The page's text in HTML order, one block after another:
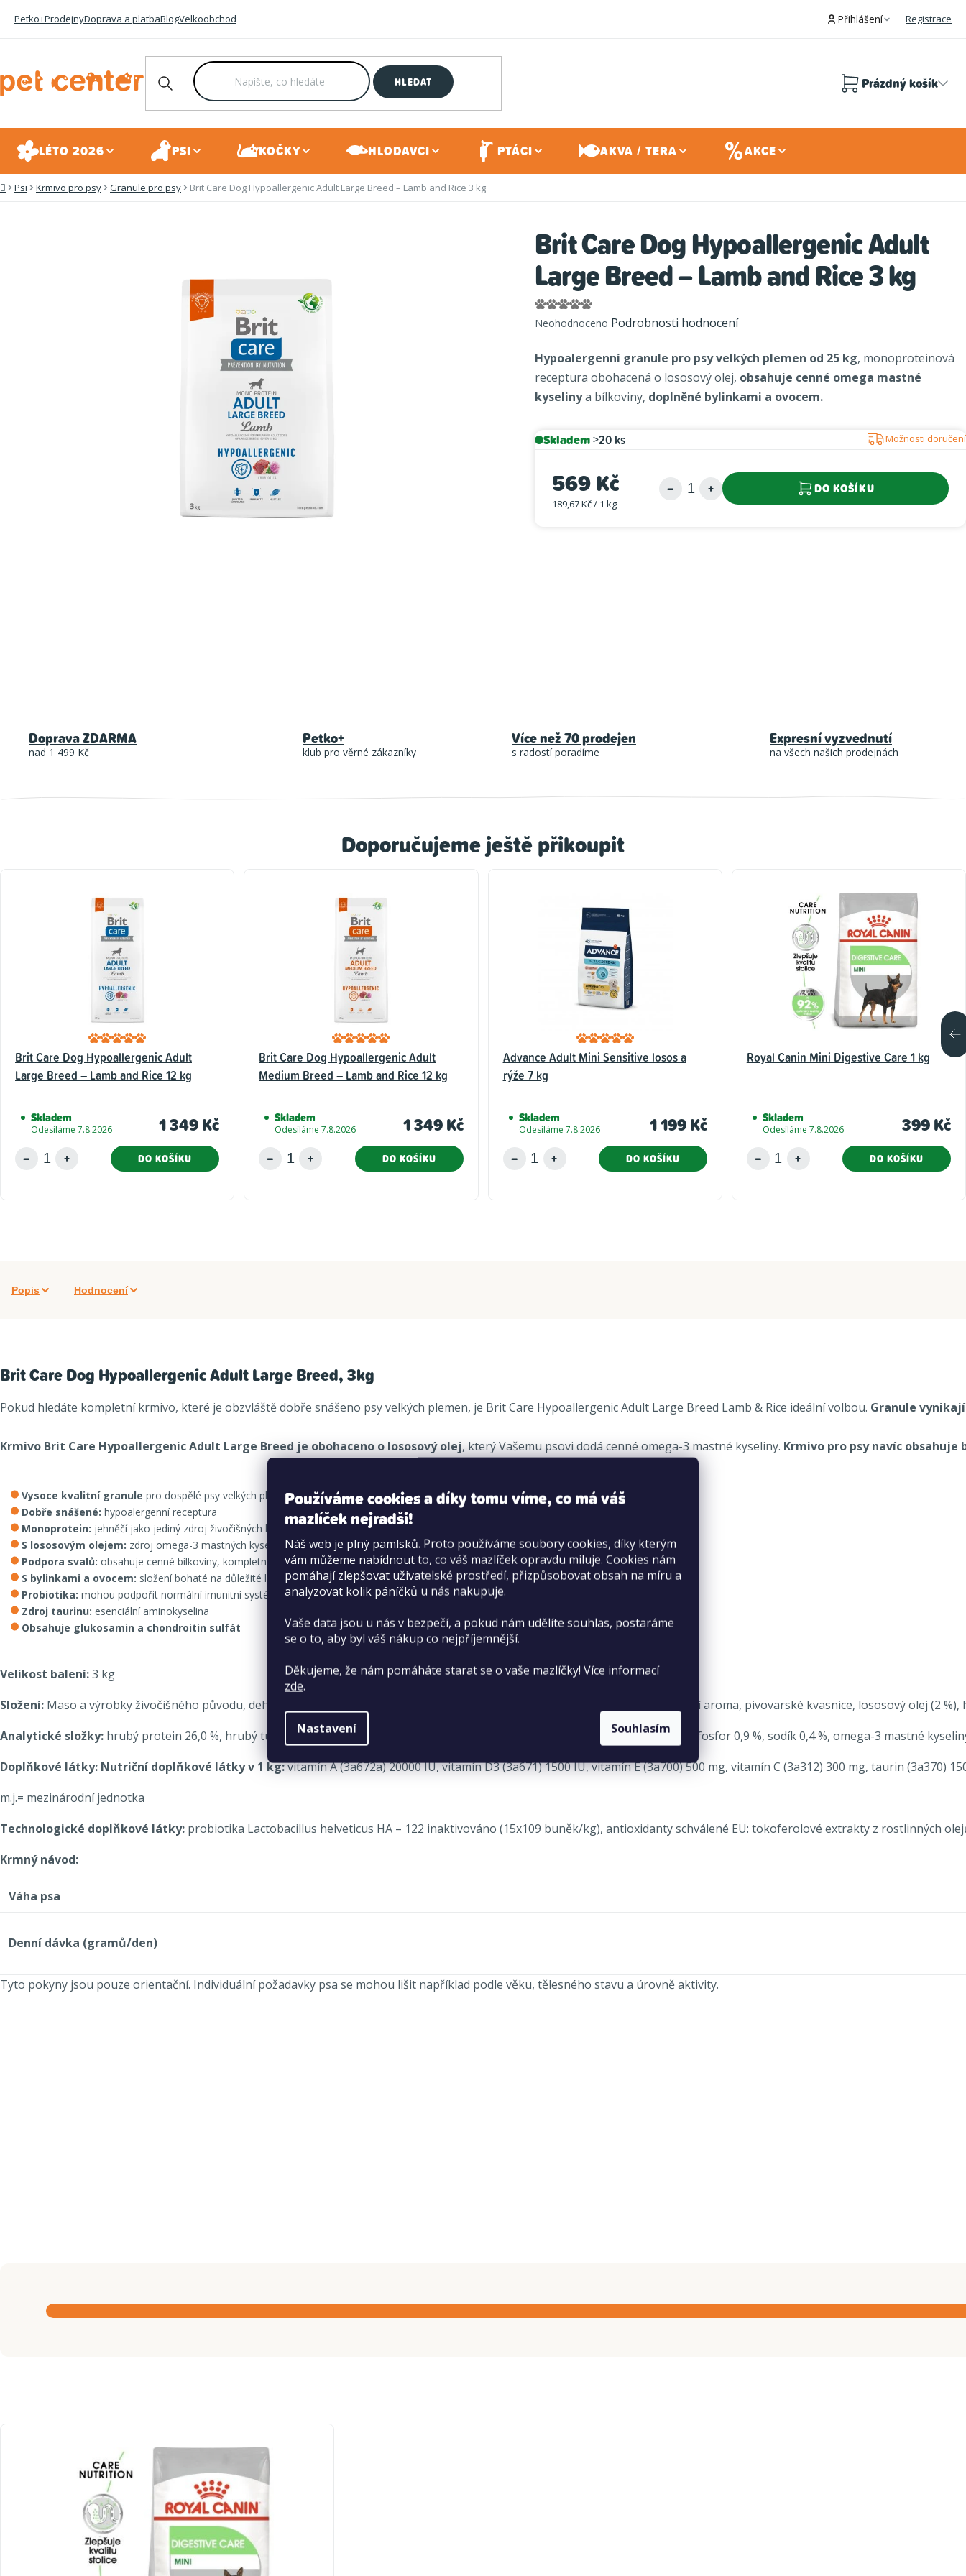
Používáme cookies a díky tomu víme, co má váš
mazlíček nejradši!
Náš web je plný pamlsků. Proto používáme soubory cookies, díky kterým
vám můžeme nabídnout to, co váš mazlíček opravdu miluje. Cookies nám
pomáhají zlepšovat uživatelské prostředí, přizpůsobovat obsah na míru a
analyzovat kolik páníčků u nás nakupuje.
Vaše data jsou u nás v bezpečí, a pokud nám udělíte souhlas, postaráme
se o to, aby byl váš nákup co nejpříjemnější.
Děkujeme, že nám pomáháte starat se o vaše mazlíčky! Více informací
zde.
Nastavení Souhlasím
Petko+ProdejnyDoprava a platbaBlogVelkoobchod Přihlášení Registrace
HLEDAT Prázdný košík
LÉTO 2026 PSI KOČKY HLODAVCI PTÁCI AKVA / TERA AKCE
Domů
Psi Krmivo pro psy Granule pro psy Brit Care Dog Hypoallergenic Adult Large Breed – Lamb and Rice 3 kg
Brit Care Dog Hypoallergenic Adult
Large Breed – Lamb and Rice 3 kg
Průměrné
hodnocení
je
0,0
z
hvězdiček.
Neohodnoceno Podrobnosti hodnocení
Hypoalergenní granule pro psy velkých plemen od 25 kg, monoproteinová
receptura obohacená o lososový olej, obsahuje cenné omega mastné
kyselinya bílkoviny, doplněné bylinkami a ovocem.
Skladem>20 ks Možnosti doručení
569 Kč
Měrná cena:
189,67 Kč / 1 kg
DO KOŠÍKU
Doporučujeme ještě přikoupit
Brit Care Dog Hypoallergenic Adult
Large Breed – Lamb and Rice 12 kg
Skladem
Odesíláme 7.8.2026 1 349 Kč
DO KOŠÍKU
Brit Care Dog Hypoallergenic Adult
Medium Breed – Lamb and Rice 12 kg
Skladem
Odesíláme 7.8.2026 1 349 Kč
DO KOŠÍKU
Advance Adult Mini Sensitive losos a
rýže 7 kg
Skladem
Odesíláme 7.8.2026 1 199 Kč
DO KOŠÍKU
Royal Canin Mini Digestive Care 1 kg
Skladem
Odesíláme 7.8.2026 399 Kč
DO KOŠÍKU
Doprava ZDARMA
nad 1 499 Kč
Petko+
klub pro věrné zákazníky
Více než 70 prodejen
s radostí poradíme
Expresní vyzvednutí
na všech našich prodejnách
Popis Hodnocení
Brit Care Dog Hypoallergenic Adult Large Breed, 3kg
Pokud hledáte kompletní krmivo, které je obzvláště dobře snášeno psy velkých plemen, je Brit Care Hypoallergenic Adult Large Breed Lamb & Rice ideální volbou. Granule
Krmivo Brit Care Hypoallergenic Adult Large Breed je obohaceno o lososový olej, který Vašemu psovi dodá cenné omega-3 mastné kyseliny. Krmivo pro psy navíc
Vysoce kvalitní granule pro dospělé psy velkých plemen od 25 kg
Dobře snášené: hypoalergenní receptura
Monoprotein: jehněčí jako jediný zdroj živočišných bílkovin
S lososovým olejem: zdroj omega-3 mastných kyselin
Podpora svalů: obsahuje cenné bílkoviny, kompletní profil aminokyselin
S bylinkami a ovocem: složení bohaté na důležité látky pro vyváženou stravu
Probiotika: mohou podpořit normální imunitní systém a optimální trávení
Zdroj taurinu: esenciální aminokyselina
Obsahuje glukosamin a chondroitin sulfát
Velikost balení:3 kg
Složení: Maso a výrobky živočišného původu, dehydrované jehněčí (40 %), rýže (38 %), sušená jablečná dužina, kuřecí tuk, přírodní aroma, pivovarské kvasnice, lososový olej
Analytické složky: hrubý protein 26,0 %, hrubý tuk 14,0 %, vlhkost 10,0 %, hrubý popel 7,0 %, hrubá vláknina 3,0 %, vápník 1,3 %, fosfor 0,9 %, sodík 0,4 %, omega-3 mastné
Doplňkové látky: Nutriční doplňkové látky v 1 kg:vitamín A (3a672a) 20000 IU, vitamín D3 (3a671) 1500 IU, vitamín E (3a700) 500 mg, vitamín C (3a312) 300 mg, taurin
m.j.= mezinárodní jednotka
Technologické doplňkové látky: probiotika Lactobacillus helveticus HA – 122 inaktivováno (15x109 buněk/kg), antioxidanty schválené EU: tokoferolové extrakty z rostlinných
Krmný návod:
Váha psa
Denní dávka (gramů/den)
Tyto pokyny jsou pouze orientační. Individuální požadavky psa se mohou lišit například podle věku, tělesného stavu a úrovně aktivity.